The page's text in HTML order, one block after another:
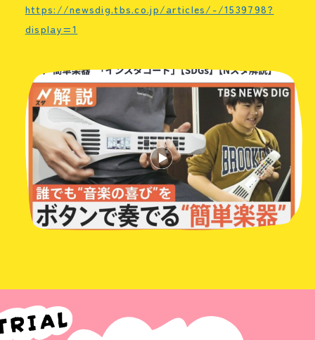
https://newsdig.tbs.co.jp/articles/-/1539798?
display=1